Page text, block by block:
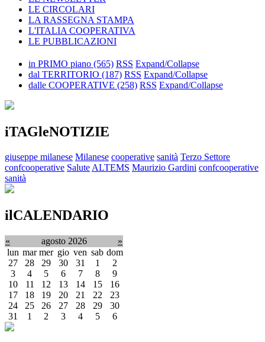
LE CIRCOLARI
LA RASSEGNA STAMPA
L'ITALIA COOPERATIVA
LE PUBBLICAZIONI
in PRIMO piano (565) RSS Expand/Collapse
dal TERRITORIO (187) RSS Expand/Collapse
dalle COOPERATIVE (258) RSS Expand/Collapse
iTAGleNOTIZIE
giuseppe milanese Milanese cooperative sanità Terzo Settore
confcooperative Salute ALTEMS Maurizio Gardini confcooperative
sanità
ilCALENDARIO
« agosto 2026
»
lun mar mer gio ven sab dom
27
28 29 30 31 1
2
3
4 5 6 7 8
9
10
11 12 13 14 15
16
17
18 19 20 21 22
23
24
25 26 27 28 29
30
31
1 2 3 4 5 6